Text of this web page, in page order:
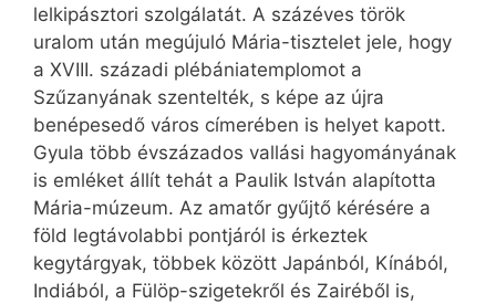
lelkipásztori szolgálatát. A százéves török
uralom után megújuló Mária-tisztelet jele, hogy
a XVIII. századi plébániatemplomot a
Szűzanyának szentelték, s képe az újra
benépesedő város címerében is helyet kapott.
Gyula több évszázados vallási hagyományának
is emléket állít tehát a Paulik István alapította
Mária-múzeum. Az amatőr gyűjtő kérésére a
föld legtávolabbi pontjáról is érkeztek
kegytárgyak, többek között Japánból, Kínából,
Indiából, a Fülöp-szigetekről és Zairéből is,